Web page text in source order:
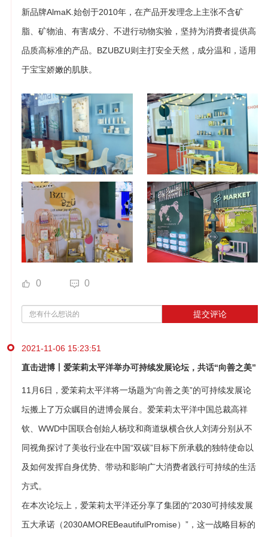
新品牌AlmaK.始创于2010年，在产品开发理念上主张不含矿
脂、矿物油、有害成分、不进行动物实验，坚持为消费者提供高
品质高标准的产品。BZUBZU则主打安全天然，成分温和，适用
于宝宝娇嫩的肌肤。
0 0
提交评论
2021-11-06 15:23:51
直击进博丨爱茉莉太平洋举办可持续发展论坛，共话“向善之美”
11月6日，爱茉莉太平洋将一场题为“向善之美”的可持续发展论
坛搬上了万众瞩目的进博会展台。爱茉莉太平洋中国总裁高祥
钦、WWD中国联合创始人杨玟和商道纵横合伙人刘涛分别从不
同视角探讨了美妆行业在中国“双碳”目标下所承载的独特使命以
及如何发挥自身优势、带动和影响广大消费者践行可持续的生活
方式。
在本次论坛上，爱茉莉太平洋还分享了集团的“2030可持续发展
五大承诺（2030AMOREBeautifulPromise）”，这一战略目标的